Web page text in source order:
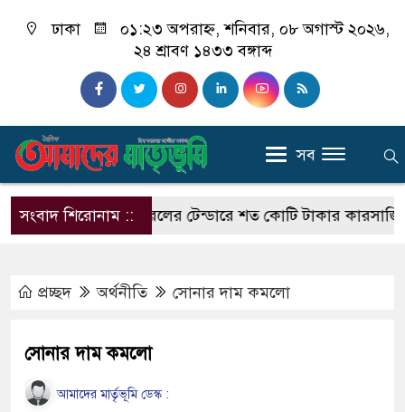
ঢাকা
০১:২৩ অপরাহ্ন, শনিবার, ০৮ অগাস্ট ২০২৬,
২৪ শ্রাবণ ১৪৩৩ বঙ্গাব্দ
সব
সংবাদ শিরোনাম ::
গঠন রেলের টেন্ডারে শত কোটি টাকার কারসাজির
প্রচ্ছদ অর্থনীতি সোনার দাম কমলো
সোনার দাম কমলো
আমাদের মার্তৃভূমি ডেস্ক :